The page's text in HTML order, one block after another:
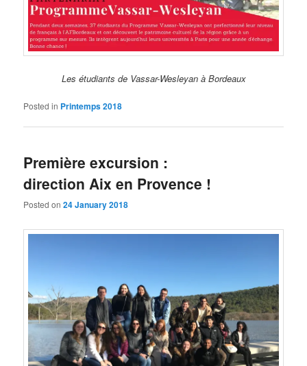
Les étudiants de Vassar-Wesleyan à Bordeaux
Posted in Printemps 2018
Première excursion :
direction Aix en Provence !
Posted on24 January 2018